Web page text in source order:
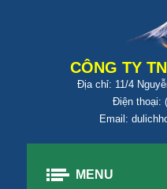
CÔNG TY
Địa chỉ: 11/4
Điện thoại:
Email:
MENU